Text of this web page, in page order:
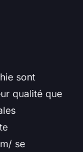
sont
qualité que
se